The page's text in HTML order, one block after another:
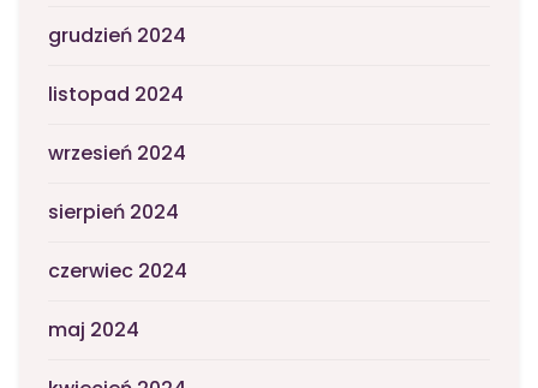
grudzień 2024
listopad 2024
wrzesień 2024
sierpień 2024
czerwiec 2024
maj 2024